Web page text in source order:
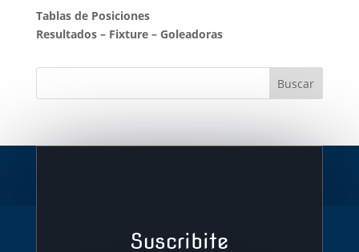
Tablas de Posiciones
Resultados– Fixture– Goleadoras
Suscribite